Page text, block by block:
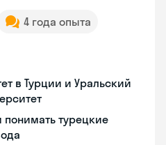
4 года опыта
в Турции и Уральский
понимать турецкие